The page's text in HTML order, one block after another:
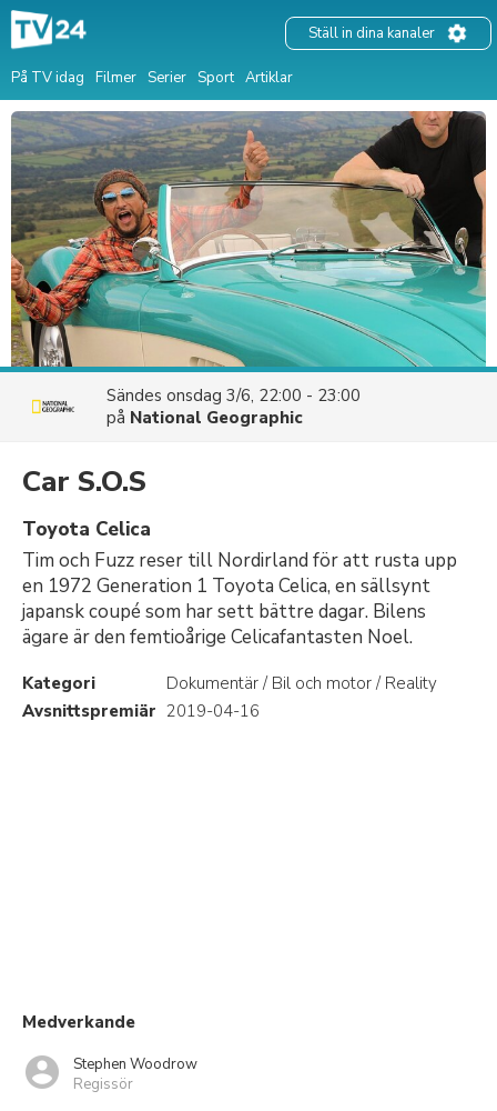
På TV idag Filmer Serier Sport Artiklar
Ställ in dina kanaler
Sändes onsdag 3/6, 22:00 - 23:00
på National Geographic
Car S.O.S
Toyota Celica
Tim och Fuzz reser till Nordirland för att rusta upp
en 1972 Generation 1 Toyota Celica, en sällsynt
japansk coupé som har sett bättre dagar. Bilens
ägare är den femtioårige Celicafantasten Noel.
Kategori
Dokumentär / Bil och motor / Reality
Avsnittspremiär 2019-04-16
Medverkande
Stephen Woodrow
Regissör